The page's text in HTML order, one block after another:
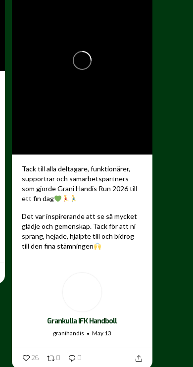
Tack till alla deltagare, funktionärer,
supportrar och samarbetspartners
som gjorde Grani Handis Run 2026 till
ett fin dag
Det var inspirerande att se så mycket
glädje och gemenskap. Tack för att ni
sprang, hejade, hjälpte till och bidrog
till den fina stämningen
Grankulla IFK Handboll
granihandis May 13
26 0 0